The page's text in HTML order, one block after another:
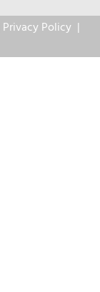
Privacy Policy |